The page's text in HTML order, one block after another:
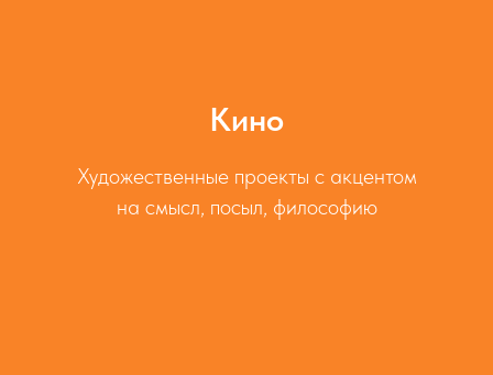
Кино
Художественные проекты с акцентом
на смысл, посыл, философию